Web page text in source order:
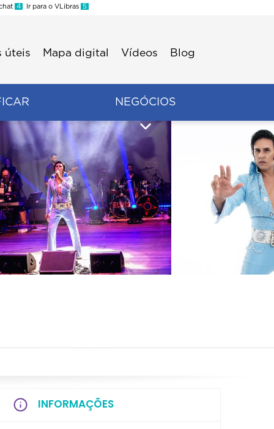
4 Ir para o VLibras 5
úteis Mapa digital Vídeos Blog
NEGÓCIOS
INFORMAÇÕES